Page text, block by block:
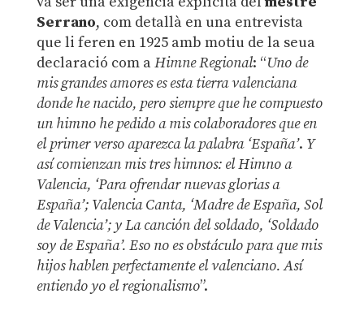
Serrano, com detallà en una entrevista
que li feren en 1925 amb motiu de la seua
declaració com aHimne Regional: “Uno de
mis grandes amores es esta tierra valenciana
donde he nacido, pero siempre que he compuesto
un himno he pedido a mis colaboradoresque en
el primer verso aparezca la palabra ‘España’. Y
así comienzan mis tres himnos: el Himno a
Valencia, ‘Para ofrendar nuevas glorias a
España’; Valencia Canta, ‘Madre de España, Sol
de Valencia’; y La canción del soldado, ‘Soldado
soy de España’. Eso no es obstáculo para que mis
hijos hablen perfectamente el valenciano. Así
entiendo yo el regionalismo”.